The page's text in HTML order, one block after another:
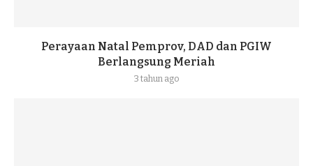
Perayaan Natal Pemprov, DAD dan PGIW
Berlangsung Meriah
3 tahun ago